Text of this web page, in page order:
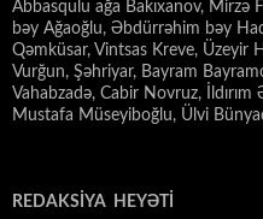
Abbasqulu ağa Bakıxanov, Mirzə
bəy Ağaoğlu, Əbdürrəhim bəy
Qəmküsar, Vintsas Kreve, Üzeyir
Vurğun, Şəhriyar, Bayram
Vahabzadə, Cabir Novruz,
Mustafa Müseyiboğlu, Ülvi
REDAKSİYA HEYƏTİ